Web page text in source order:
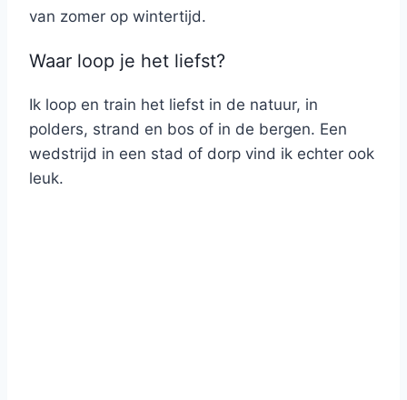
van zomer op wintertijd.
Waar loop je het liefst?
Ik loop en train het liefst in de natuur, in
polders, strand en bos of in de bergen. Een
wedstrijd in een stad of dorp vind ik echter ook
leuk.